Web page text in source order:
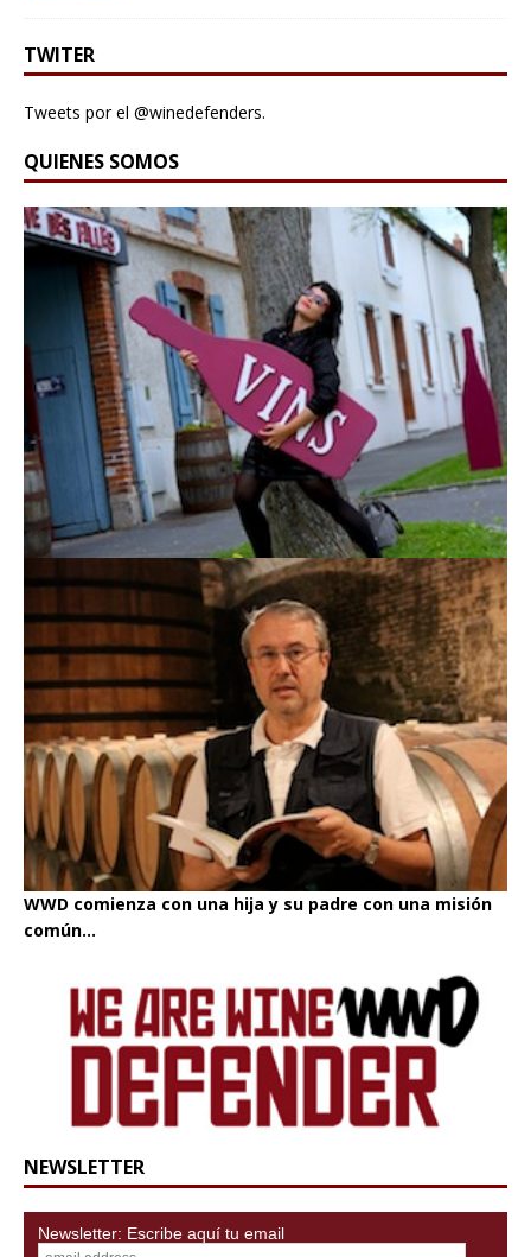
TWITER
Tweets por el @winedefenders.
QUIENES SOMOS
WWD comienza con una hija y su padre con una misión
común...
NEWSLETTER
Newsletter: Escribe aquí tu email